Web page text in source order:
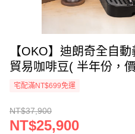
【OKO】迪朗奇全自
貿易咖啡豆( 半年份，
宅配滿NT$699免運
NT$37,900
NT$25,900